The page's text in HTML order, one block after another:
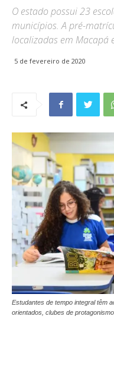
O estado possui 23
municípios. A pré-
localizadas em Macapá
5 de fevereiro de 2020
Estudantes de tempo integral têm
orientados, clubes de